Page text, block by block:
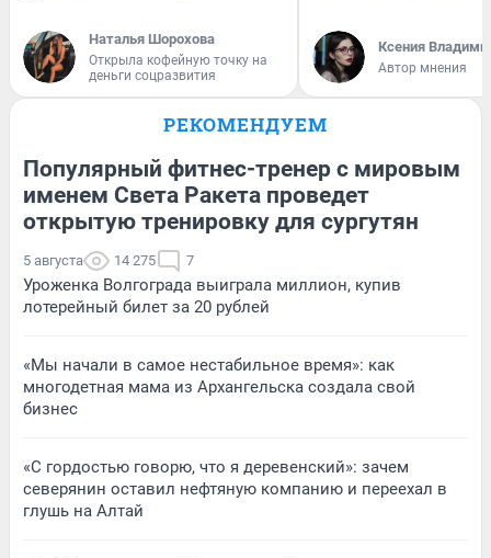
Наталья Шорохова
Открыла кофейную точку на
деньги соцразвития
Ксения
Автор мнения
РЕКОМЕНДУЕМ
Популярный фитнес-тренер с мировым
именем Света Ракета проведет
открытую тренировку для сургутян
5 августа 14 275 7
Уроженка Волгограда выиграла миллион, купив
лотерейный билет за 20 рублей
«Мы начали в самое нестабильное время»: как
многодетная мама из Архангельска создала свой
бизнес
«С гордостью говорю, что я деревенский»: зачем
северянин оставил нефтяную компанию и переехал в
глушь на Алтай